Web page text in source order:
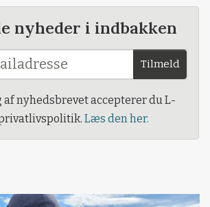
nyheder i indbakken
Tilmeld
nyhedsbrevet accepterer du L-
Læs den her.